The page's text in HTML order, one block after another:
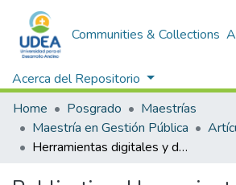
Communities & Collections
Acerca del Repositorio
Home
Posgrado
Maestrías
Maestría en Gestión Pública
Herramientas digitales y desempeño laboral en los empleados de la Municipalidad Distrital de Ticlacayán, Región Pasco, 2025